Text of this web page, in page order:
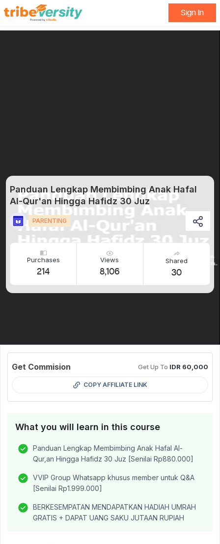
Sign In
Panduan Lengkap Membimbing Anak Hafal
Al-Qur'an Hingga Hafidz 30 Juz
PARENTING
Purchases
214
Views
8,106
Shared
30
Get Commision Get Up To IDR 60,000
COPY AFFILIATE LINK
What you will learn in this course
Panduan Lengkap Membimbing Anak Hafal Al-
Qur,an Hingga Hafidz 30 Juz [Senilai Rp880.000]
VVIP Group Whatsapp khusus member untuk Q&A
[Senilai Rp1.999.000]
BERKESEMPATAN MENDAPATKAN HADIAH UMRAH
GRATIS + DAPAT UANG SAKU JUTAAN RUPIAH